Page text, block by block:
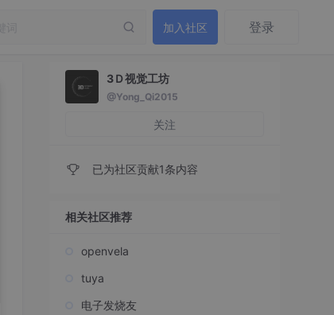
加入社区 登录
3Ｄ视觉工坊
@Yong_Qi2015
关注
已为社区贡献1条内容
相关社区推荐
openvela
tuya
电子发烧友